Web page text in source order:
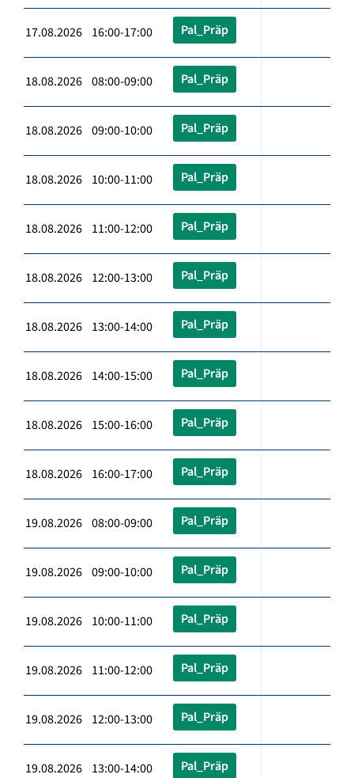
17.08.2026 16:00-17:00 Pal_Präp
18.08.2026 08:00-09:00 Pal_Präp
18.08.2026 09:00-10:00 Pal_Präp
18.08.2026 10:00-11:00 Pal_Präp
18.08.2026 11:00-12:00 Pal_Präp
18.08.2026 12:00-13:00 Pal_Präp
18.08.2026 13:00-14:00 Pal_Präp
18.08.2026 14:00-15:00 Pal_Präp
18.08.2026 15:00-16:00 Pal_Präp
18.08.2026 16:00-17:00 Pal_Präp
19.08.2026 08:00-09:00 Pal_Präp
19.08.2026 09:00-10:00 Pal_Präp
19.08.2026 10:00-11:00 Pal_Präp
19.08.2026 11:00-12:00 Pal_Präp
19.08.2026 12:00-13:00 Pal_Präp
19.08.2026 13:00-14:00 Pal_Präp